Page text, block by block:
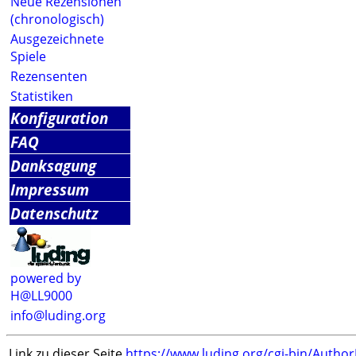
(chronologisch)
Ausgezeichnete
Spiele
Rezensenten
Statistiken
Konfiguration
FAQ
Danksagung
Impressum
Datenschutz
powered by
H@LL9000
info@luding.org